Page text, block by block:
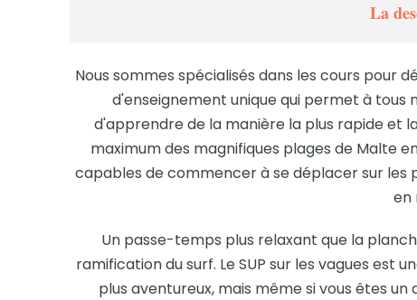
La
Nous sommes spécialisés dans les cours pour
d'enseignement unique qui permet à tous
d'apprendre de la manière la plus rapide et
maximum des magnifiques plages de Malte
capables de commencer à se déplacer sur les
en
Un passe-temps plus relaxant que la
ramification du surf. Le SUP sur les vagues est
plus aventureux, mais même si vous êtes